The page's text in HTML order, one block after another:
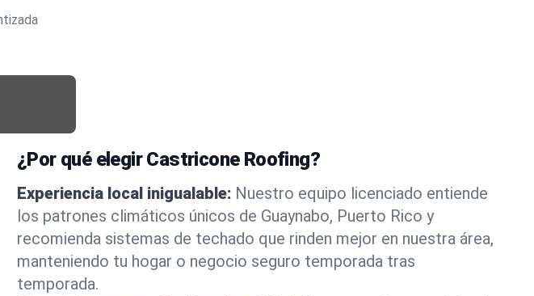
¿Por qué elegir Castricone Roofing?
Experiencia local inigualable: Nuestro equipo licenciado entiende
los patrones climáticos únicos de Guaynabo, Puerto Rico y
recomienda sistemas de techado que rinden mejor en nuestra área,
manteniendo tu hogar o negocio seguro temporada tras
temporada.